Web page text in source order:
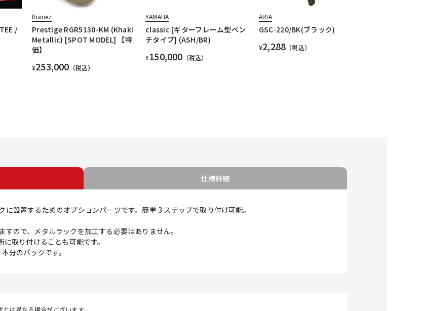
/
Ibanez
Prestige RGR5130-KM (Khaki
Metallic) [SPOT MODEL] 【特
価】
¥253,000 （税込）
YAMAHA
classic [ギターフレーム型ベン
チタイプ] (ASH/BR)
¥150,000 （税込）
ARIA
GSC-220/BK(ブラック)
¥2,288 （税込）
仕様詳細
設置するためのオプションパーツです。簡単 3 ステップで取り付け可能。
ので、メタルラックを加工する必要はありません。
取り付けることも可能です。
分のパックです。
は異なる場合がございます。